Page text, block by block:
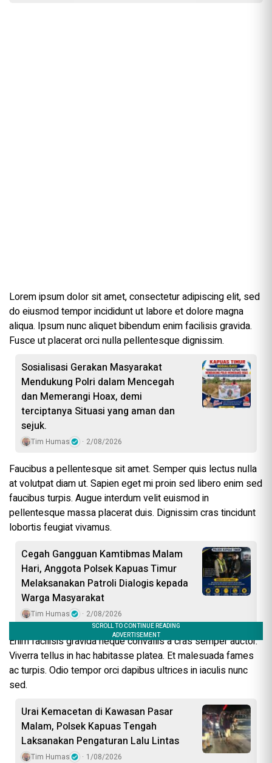
Lorem ipsum dolor sit amet, consectetur adipiscing elit, sed
do eiusmod tempor incididunt ut labore et dolore magna
aliqua. Ipsum nunc aliquet bibendum enim facilisis gravida.
Fusce ut placerat orci nulla pellentesque dignissim.
Sosialisasi Gerakan Masyarakat
Mendukung Polri dalam Mencegah
dan Memerangi Hoax, demi
terciptanya Situasi yang aman dan
sejuk.
Tim Humas 2/08/2026
Faucibus a pellentesque sit amet. Semper quis lectus nulla
at volutpat diam ut. Sapien eget mi proin sed libero enim sed
faucibus turpis. Augue interdum velit euismod in
pellentesque massa placerat duis. Dignissim cras tincidunt
lobortis feugiat vivamus.
Cegah Gangguan Kamtibmas Malam
Hari, Anggota Polsek Kapuas Timur
Melaksanakan Patroli Dialogis kepada
Warga Masyarakat
Tim Humas 2/08/2026
Enim facilisis gravida neque convallis a cras semper auctor.
Viverra tellus in hac habitasse platea. Et malesuada fames
ac turpis. Odio tempor orci dapibus ultrices in iaculis nunc
sed.
Urai Kemacetan di Kawasan Pasar
Malam, Polsek Kapuas Tengah
Laksanakan Pengaturan Lalu Lintas
Tim Humas 1/08/2026